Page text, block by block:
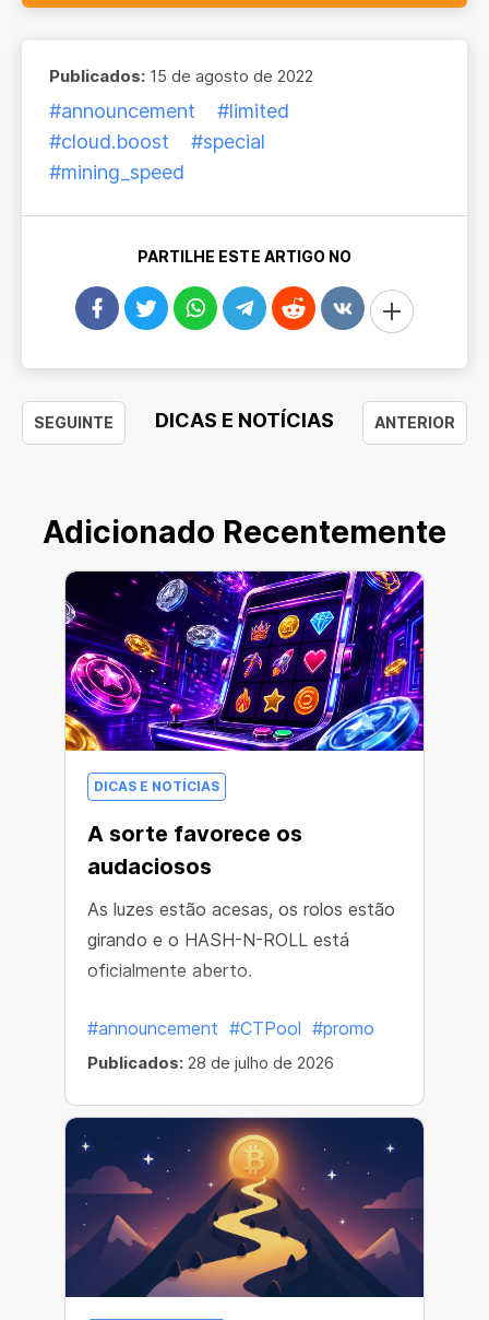
Publicados: 15 de agosto de 2022
#announcement
#limited
#cloud.boost
#special
#mining_speed
PARTILHE ESTE ARTIGO NO
SEGUINTE DICAS E NOTÍCIAS ANTERIOR
Adicionado Recentemente
DICAS E NOTÍCIAS
A sorte favorece os
audaciosos
As luzes estão acesas, os rolos estão
girando e o HASH-N-ROLL está
oficialmente aberto.
#announcement #CTPool #promo
Publicados: 28 de julho de 2026